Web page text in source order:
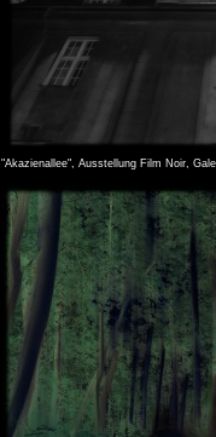
"Akazienallee", Ausstellung Film Noir,